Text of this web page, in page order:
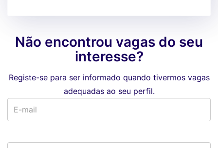
Não encontrou vagas do seu
interesse?
Registe-se para ser informado quando tivermos vagas
adequadas ao seu perfil.